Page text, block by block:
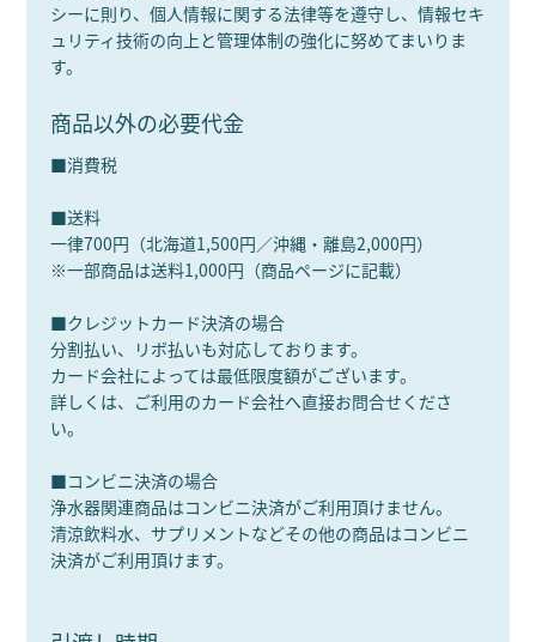
化粧水
お問い合わせ
シーに則り、個人情報に関する法律等を遵守し、情報セキ
ュリティ技術の向上と管理体制の強化に努めてまいりま
す。
商品以外の必要代金
■消費税
■送料
一律700円（北海道1,500円／沖縄・離島2,000円）
※一部商品は送料1,000円（商品ページに記載）
■クレジットカード決済の場合
分割払い、リボ払いも対応しております。
カード会社によっては最低限度額がございます。
詳しくは、ご利用のカード会社へ直接お問合せくださ
い。
■コンビニ決済の場合
浄水器関連商品はコンビニ決済がご利用頂けません。
清涼飲料水、サプリメントなどその他の商品はコンビニ
決済がご利用頂けます。